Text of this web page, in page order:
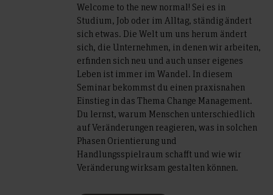
Welcome to the new normal! Sei es in
Studium, Job oder im Alltag, ständig ändert
sich etwas. Die Welt um uns herum ändert
sich, die Unternehmen, in denen wir arbeiten,
erfinden sich neu und auch unser eigenes
Leben ist immer im Wandel. In diesem
Seminar bekommst du einen praxisnahen
Einstieg in das Thema Change Management.
Du lernst, warum Menschen unterschiedlich
auf Veränderungen reagieren, was in solchen
Phasen Orientierung und
Handlungsspielraum schafft und wie wir
Veränderung wirksam gestalten können.